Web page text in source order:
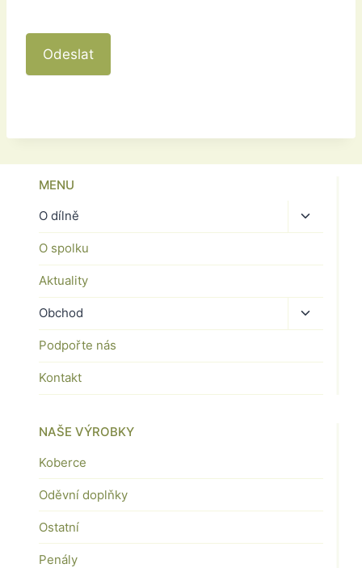
Odeslat
MENU
O dílně
Toggle
child
O spolku
Aktuality
Obchod
Toggle
child
Podpořte nás
Kontakt
NAŠE VÝROBKY
Koberce
Oděvní doplňky
Ostatní
Penály